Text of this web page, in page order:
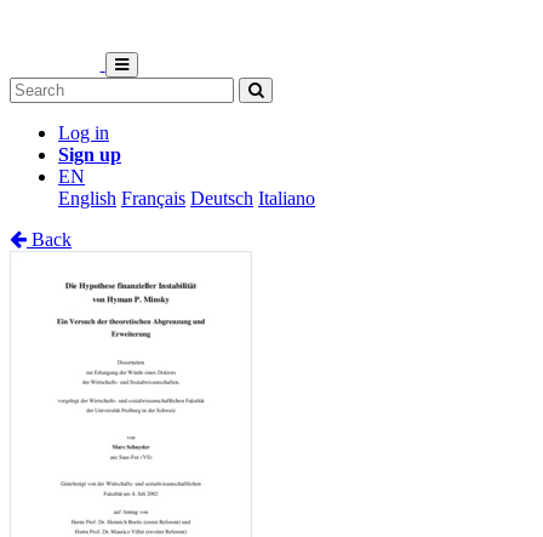
Log in
Sign up
EN
English Français Deutsch Italiano
Back